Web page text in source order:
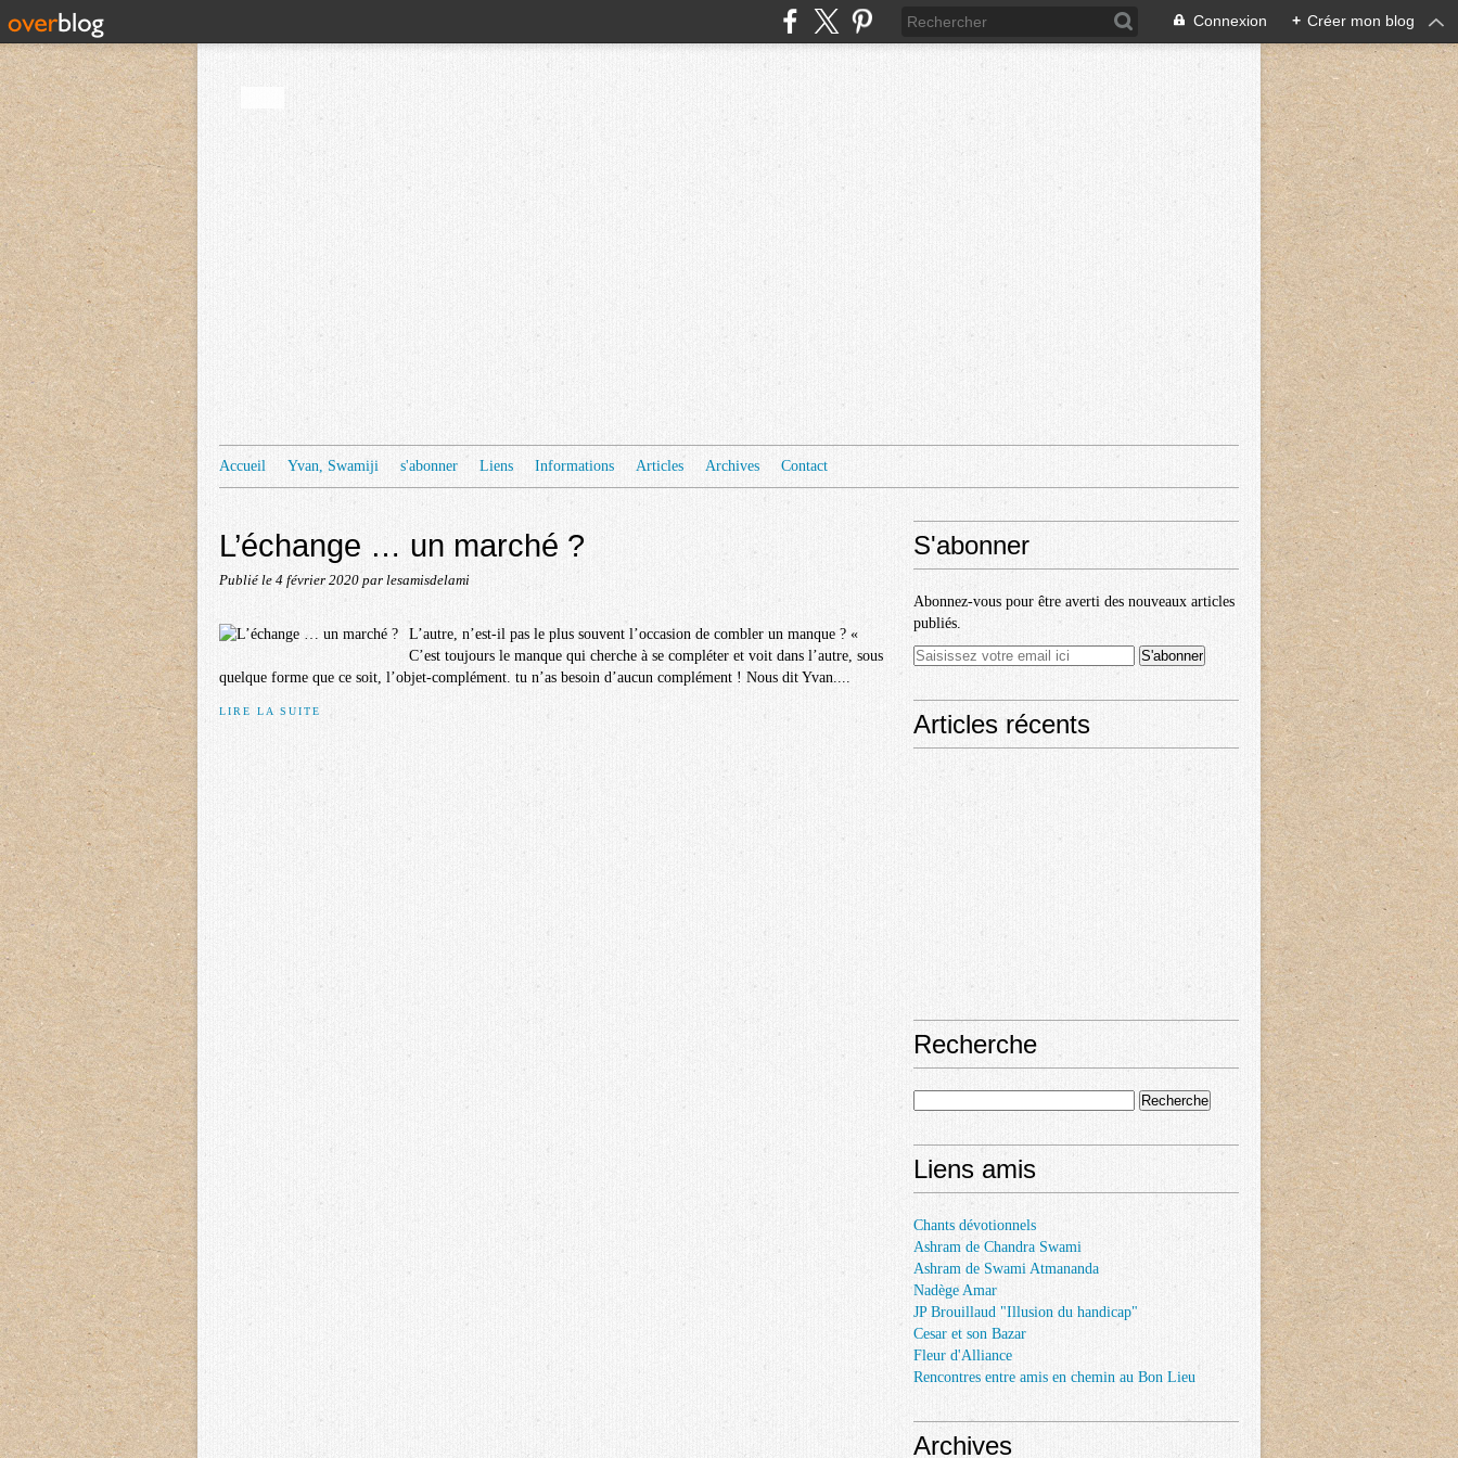
Connexion + Créer mon blog
Accueil Yvan, Swamiji s'abonner Liens Informations Articles Archives Contact
L’échange … un marché ?
Publié le 4 février 2020 par lesamisdelami
L’autre, n’est-il pas le plus souvent l’occasion de combler un manque ? «
C’est toujours le manque qui cherche à se compléter et voit dans l’autre, sous
quelque forme que ce soit, l’objet-complément. tu n’as besoin d’aucun complément ! Nous dit Yvan....
LIRE LA SUITE
S'abonner
Abonnez-vous pour être averti des nouveaux articles
publiés.
Articles récents
Recherche
Liens amis
Chants dévotionnels
Ashram de Chandra Swami
Ashram de Swami Atmananda
Nadège Amar
JP Brouillaud "Illusion du handicap"
Cesar et son Bazar
Fleur d'Alliance
Rencontres entre amis en chemin au Bon Lieu
Archives